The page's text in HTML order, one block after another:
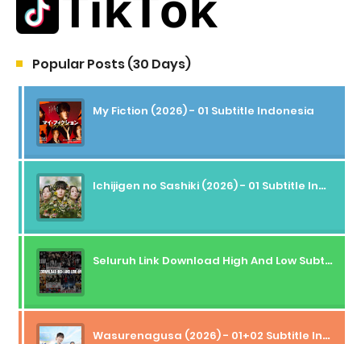
Popular Posts (30 Days)
My Fiction (2026) - 01 Subtitle Indonesia
Ichijigen no Sashiki (2026) - 01 Subtitle Indonesia
Seluruh Link Download High And Low Subtitle Indonesia
Wasurenagusa (2026) - 01+02 Subtitle Indonesia